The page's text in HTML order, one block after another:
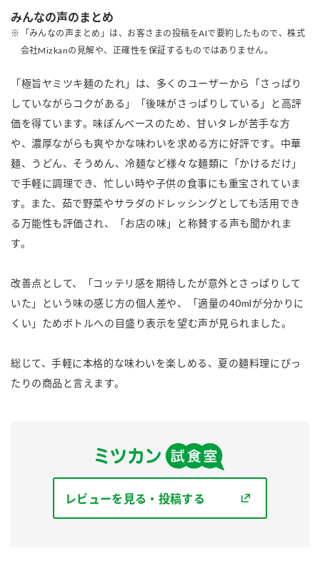
みんなの声のまとめ
「みんなの声まとめ」は、お客さまの投稿をAIで要約したもので、株式
会社Mizkanの見解や、正確性を保証するものではありません。
「極旨ヤミツキ麺のたれ」は、多くのユーザーから「さっぱり
していながらコクがある」「後味がさっぱりしている」と高評
価を得ています。味ぽんベースのため、甘いタレが苦手な方
や、濃厚ながらも爽やかな味わいを求める方に好評です。中華
麺、うどん、そうめん、冷麺など様々な麺類に「かけるだけ」
で手軽に調理でき、忙しい時や子供の食事にも重宝されていま
す。また、茹で野菜やサラダのドレッシングとしても活用でき
る万能性も評価され、「お店の味」と称賛する声も聞かれま
す。
改善点として、「コッテリ感を期待したが意外とさっぱりして
いた」という味の感じ方の個人差や、「適量の40mlが分かりに
くい」ためボトルへの目盛り表示を望む声が見られました。
総じて、手軽に本格的な味わいを楽しめる、夏の麺料理にぴっ
たりの商品と言えます。
レビューを見る・投稿する